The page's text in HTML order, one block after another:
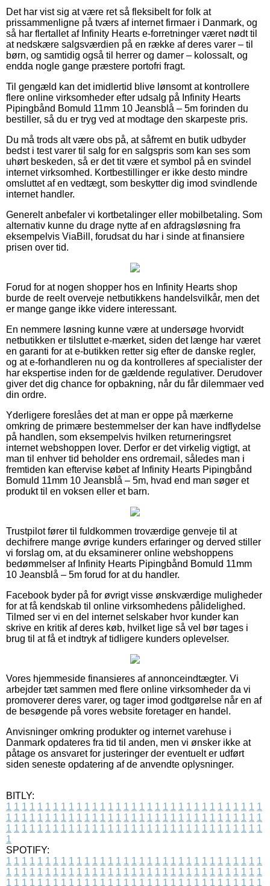
Det har vist sig at være ret så fleksibelt for folk at
prissammenligne på tværs af internet firmaer i Danmark, og
så har flertallet af Infinity Hearts e-forretninger været nødt til
at nedskære salgsværdien på en række af deres varer – til
børn, og samtidig også til herrer og damer – kolossalt, og
endda nogle gange præstere portofri fragt.
Til gengæld kan det imidlertid blive lønsomt at kontrollere
flere online virksomheder efter udsalg på Infinity Hearts
Pipingbånd Bomuld 11mm 10 Jeansblå – 5m forinden du
bestiller, så du er tryg ved at modtage den skarpeste pris.
Du må trods alt være obs på, at såfremt en butik udbyder
bedst i test varer til salg for en salgspris som kan ses som
uhørt beskeden, så er det tit være et symbol på en svindel
internet virksomhed. Kortbestillinger er ikke desto mindre
omsluttet af en vedtægt, som beskytter dig imod svindlende
internet handler.
Generelt anbefaler vi kortbetalinger eller mobilbetaling. Som
alternativ kunne du drage nytte af en afdragsløsning fra
eksempelvis ViaBill, forudsat du har i sinde at finansiere
prisen over tid.
Forud for at nogen shopper hos en Infinity Hearts shop
burde de reelt overveje netbutikkens handelsvilkår, men det
er mange gange ikke videre interessant.
En nemmere løsning kunne være at undersøge hvorvidt
netbutikken er tilsluttet e-mærket, siden det længe har været
en garanti for at e-butikken retter sig efter de danske regler,
og at e-forhandleren nu og da kontrolleres af specialister der
har ekspertise inden for de gældende regulativer. Derudover
giver det dig chance for opbakning, når du får dilemmaer ved
din ordre.
Yderligere foreslåes det at man er oppe på mærkerne
omkring de primære bestemmelser der kan have indflydelse
på handlen, som eksempelvis hvilken returneringsret
internet webshoppen lover. Derfor er det virkelig vigtigt, at
man til enhver tid beholder ens ordremail, således man i
fremtiden kan eftervise købet af Infinity Hearts Pipingbånd
Bomuld 11mm 10 Jeansblå – 5m, hvad end man søger et
produkt til en voksen eller et barn.
Trustpilot fører til fuldkommen troværdige genveje til at
dechifrere mange øvrige kunders erfaringer og derved stiller
vi forslag om, at du eksaminerer online webshoppens
bedømmelser af Infinity Hearts Pipingbånd Bomuld 11mm
10 Jeansblå – 5m forud for at du handler.
Facebook byder på for øvrigt visse ønskværdige muligheder
for at få kendskab til online virksomhedens pålidelighed.
Tilmed ser vi en del internet selskaber hvor kunder kan
skrive en kritik af deres køb, hvilket lige så vel bør tages i
brug til at få et indtryk af tidligere kunders oplevelser.
Vores hjemmeside finansieres af annonceindtægter. Vi
arbejder tæt sammen med flere online virksomheder da vi
promoverer deres varer, og tager imod godtgørelse når en af
de besøgende på vores website foretager en handel.
Anvisninger omkring produkter og internet varehuse i
Danmark opdateres fra tid til anden, men vi ønsker ikke at
påtage os ansvaret for justeringer der eventuelt er udført
siden seneste opdatering af de anvendte oplysninger.
BITLY:
1 1 1 1 1 1 1 1 1 1 1 1 1 1 1 1 1 1 1 1 1 1 1 1 1 1 1 1 1 1 1 1 1
1 1 1 1 1 1 1 1 1 1 1 1 1 1 1 1 1 1 1 1 1 1 1 1 1 1 1 1 1 1 1 1 1
1 1 1 1 1 1 1 1 1 1 1 1 1 1 1 1 1 1 1 1 1 1 1 1 1 1 1 1 1 1 1 1 1
1
SPOTIFY:
1 1 1 1 1 1 1 1 1 1 1 1 1 1 1 1 1 1 1 1 1 1 1 1 1 1 1 1 1 1 1 1 1
1 1 1 1 1 1 1 1 1 1 1 1 1 1 1 1 1 1 1 1 1 1 1 1 1 1 1 1 1 1 1 1 1
1 1 1 1 1 1 1 1 1 1 1 1 1 1 1 1 1 1 1 1 1 1 1 1 1 1 1 1 1 1 1 1 1